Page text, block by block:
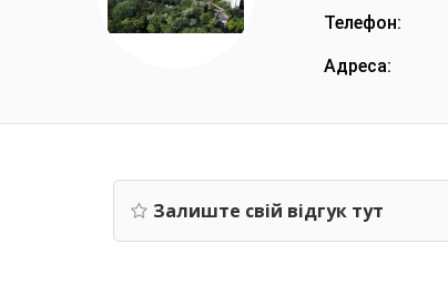
Телефон:
Адреса:
Залиште свій відгук тут